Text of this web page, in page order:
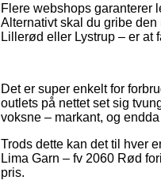
Flere webshops garanterer
Alternativt skal du gribe
Lillerød eller Lystrup – er at
Det er super enkelt for
outlets på nettet set sig
voksne – markant, og
Trods dette kan det til hver
Lima Garn – fv 2060 Rød
pris.